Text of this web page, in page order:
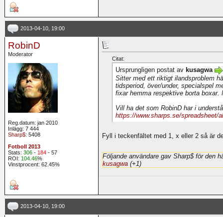
2013-04-10, 19:00
RobinD
Moderator
Reg.datum: jan 2010
Inlägg: 7 444
Sharp$: 5408
Fotboll 2013
Stats: 306 - 184 - 57
ROI: 104.46%
Vinstprocent: 62.45%
Citat:
Ursprungligen postat av kusagwa
Sitter med ett riktigt ilandsproblem
tidsperiod, över/under, specialspel
fixar hemma respektive borta boxar.
Vill ha det som RobinD har i
https://www.sharps.se/spreadsheet/
Fyll i teckenfältet med 1, x eller 2 så är
Följande användare gav Sharp$ för den
kusagwa (+1)
2013-04-10, 19:00